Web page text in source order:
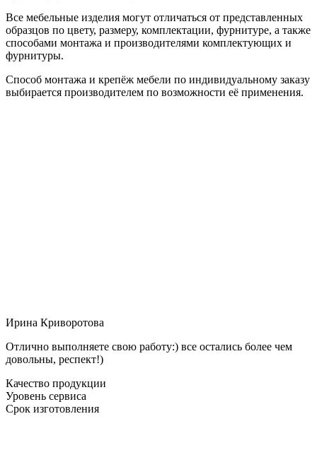
Все мебельные изделия могут отличаться от представленных
образцов по цвету, размеру, комплектации, фурнитуре, а также
способами монтажа и производителями комплектующих и
фурнитуры.
Способ монтажа и крепёж мебели по индивидуальному заказу
выбирается производителем по возможности её применения.
Ирина Криворотова
Отлично выполняете свою работу:) все остались более чем
довольны, респект!)
Качество продукции
Уровень сервиса
Срок изготовления